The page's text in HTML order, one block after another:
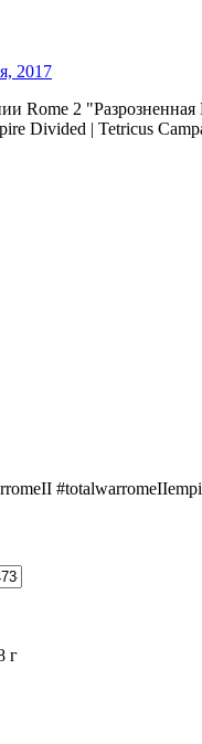
2017
Rome 2
Divided | Tetricus
г